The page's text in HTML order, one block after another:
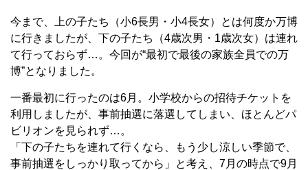
今まで、上の子たち（小6長男・小4長女）とは何度か万博
に行きましたが、下の子たち（4歳次男・1歳次女）は連れ
て行っておらず…。今回が“最初で最後の家族全員での万
博”となりました。
一番最初に行ったのは6月。小学校からの招待チケットを
利用しましたが、事前抽選に落選してしまい、ほとんどパ
ビリオンを見られず…。
「下の子たちを連れて行くなら、もう少し涼しい季節で、
事前抽選をしっかり取ってから」と考え、7月の時点で9月